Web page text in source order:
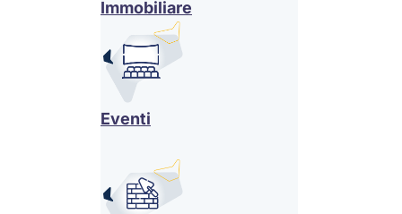
Immobiliare
Eventi